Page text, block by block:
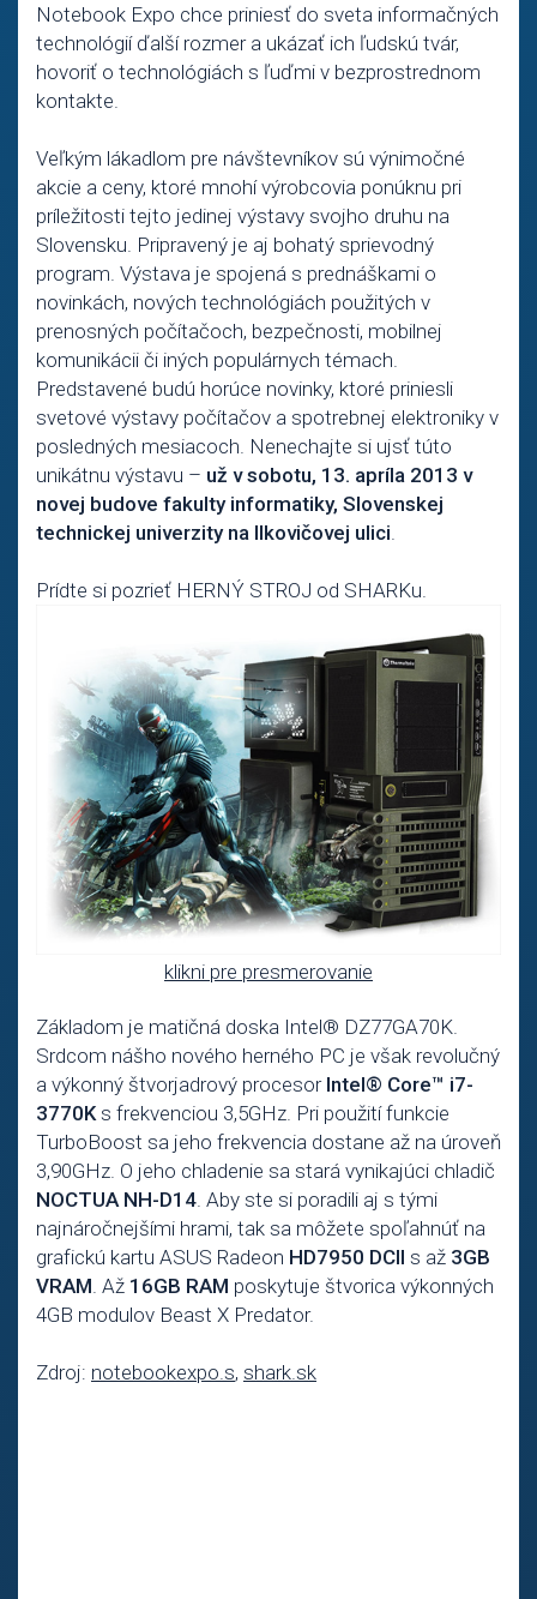
Notebook Expo chce priniesť do sveta informačných
technológií ďalší rozmer a ukázať ich ľudskú tvár,
hovoriť o technológiách s ľuďmi v bezprostrednom
kontakte.
Veľkým lákadlom pre návštevníkov sú výnimočné
akcie a ceny, ktoré mnohí výrobcovia ponúknu pri
príležitosti tejto jedinej výstavy svojho druhu na
Slovensku. Pripravený je aj bohatý sprievodný
program. Výstava je spojená s prednáškami o
novinkách, nových technológiách použitých v
prenosných počítačoch, bezpečnosti, mobilnej
komunikácii či iných populárnych témach.
Predstavené budú horúce novinky, ktoré priniesli
svetové výstavy počítačov a spotrebnej elektroniky v
posledných mesiacoch. Nenechajte si ujsť túto
unikátnu výstavu – už v sobotu, 13. apríla 2013 v
novej budove fakulty informatiky, Slovenskej
technickej univerzity na Ilkovičovej ulici
Prídte si pozrieť HERNÝ STROJ od SHARKu.
klikni pre presmerovanie
Základom je matičná doska Intel® DZ77GA70K.
Srdcom nášho nového herného PC je však revolučný
a výkonný štvorjadrový procesor Intel® Core™ i7-
3770Ks frekvenciou 3,5GHz. Pri použití funkcie
TurboBoost sa jeho frekvencia dostane až na úroveň
3,90GHz. O jeho chladenie sa stará vynikajúci chladič
NOCTUA NH-D14. Aby ste si poradili aj s tými
najnáročnejšími hrami, tak sa môžete spoľahnúť na
grafickú kartu ASUS Radeon HD7950 DCII s až 3GB
VRAM. Až 16GB RAM poskytuje štvorica výkonných
4GB modulov Beast X Predator.
Zdroj: notebookexpo.s, shark.sk